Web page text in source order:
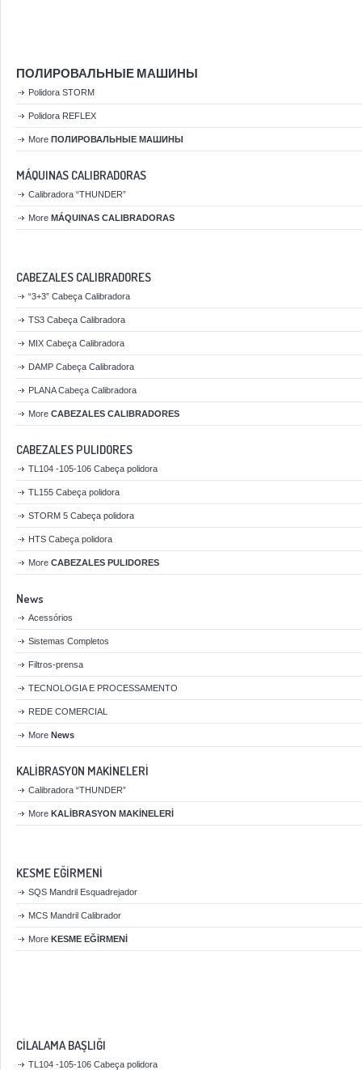
ПОЛИРОВАЛЬНЫЕ МАШИНЫ
Polidora STORM
Polidora REFLEX
More ПОЛИРОВАЛЬНЫЕ МАШИНЫ
MÁQUINAS CALIBRADORAS
Calibradora “THUNDER”
More MÁQUINAS CALIBRADORAS
CABEZALES CALIBRADORES
“3+3” Cabeça Calibradora
TS3 Cabeça Calibradora
MIX Cabeça Calibradora
DAMP Cabeça Calibradora
PLANA Cabeça Calibradora
More CABEZALES CALIBRADORES
CABEZALES PULIDORES
TL104 -105-106 Cabeça polidora
TL155 Cabeça polidora
STORM 5 Cabeça polidora
HTS Cabeça polidora
More CABEZALES PULIDORES
News
Acessórios
Sistemas Completos
Filtros-prensa
TECNOLOGIA E PROCESSAMENTO
REDE COMERCIAL
More News
KALİBRASYON MAKİNELERİ
Calibradora “THUNDER”
More KALİBRASYON MAKİNELERİ
KESME EĞİRMENİ
SQS Mandril Esquadrejador
MCS Mandril Calibrador
More KESME EĞİRMENİ
CİLALAMA BAŞLIĞI
TL104 -105-106 Cabeça polidora